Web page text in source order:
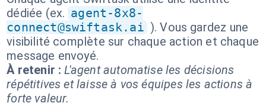
dédiée (ex. agent-8x8-
connect@swiftask.ai ). Vous gardez une
visibilité complète sur chaque action et chaque
message envoyé.
À retenir : L'agent automatise les décisions
répétitives et laisse à vos équipes les actions à
forte valeur.